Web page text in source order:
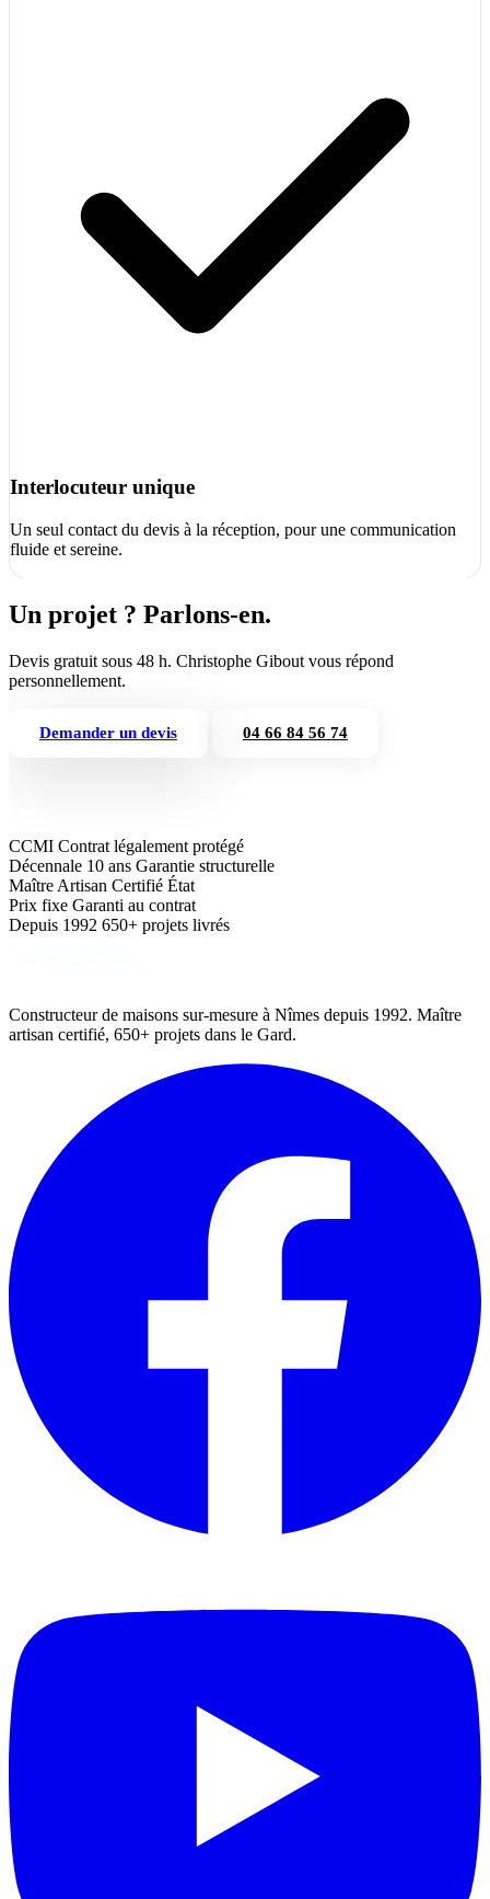
Interlocuteur unique
Un seul contact du devis à la réception, pour une communication
fluide et sereine.
Un projet ? Parlons-en.
Devis gratuit sous 48 h. Christophe Gibout vous répond
personnellement.
Demander un devis 04 66 84 56 74
CCMI Contrat légalement protégé
Décennale 10 ans Garantie structurelle
Maître Artisan Certifié État
Prix fixe Garanti au contrat
Depuis 1992 650+ projets livrés
Constructeur de maisons sur-mesure à Nîmes depuis 1992. Maître
artisan certifié, 650+ projets dans le Gard.